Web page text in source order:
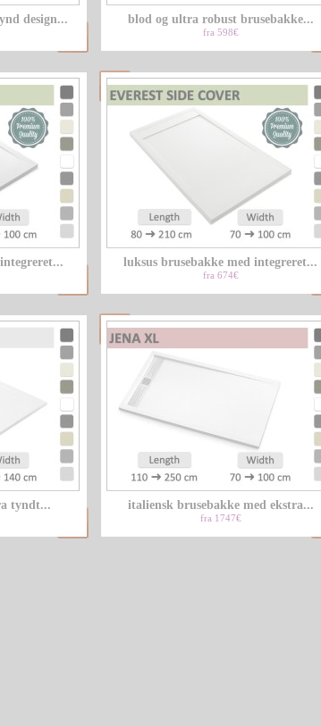
design... blod og ultra robust brusebakke...
fra 598€
luksus brusebakke med integreret...
fra 674€
tyndt... italiensk brusebakke med ekstra...
fra 1747€